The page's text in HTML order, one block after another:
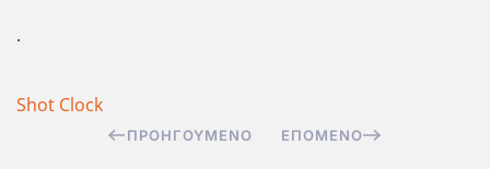
.
Shot Clock
ΠΡΟΗΓΟΎΜΕΝΟ ΕΠΌΜΕΝΟ